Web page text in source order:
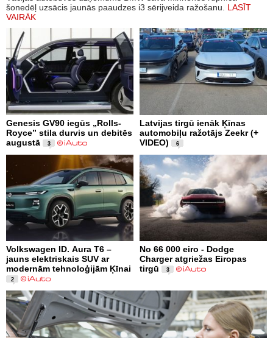
šonedēļ uzsācis jaunās paaudzes i3 sērijveida ražošanu. LASĪT
VAIRĀK
Genesis GV90 iegūs „Rolls-
Royce” stila durvis un debitēs
augustā
3
Latvijas tirgū ienāk Ķīnas
automobiļu ražotājs Zeekr (+
VIDEO)
6
Volkswagen ID. Aura T6 –
jauns elektriskais SUV ar
modernām tehnoloģijām Ķīnai
2
No 66 000 eiro - Dodge
Charger atgriežas Eiropas
tirgū
3